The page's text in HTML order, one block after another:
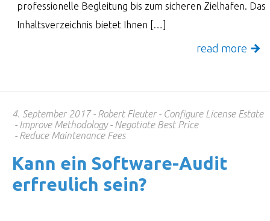
professionelle Begleitung bis zum sicheren Zielhafen. Das
Inhaltsverzeichnis bietet Ihnen […]
read more
4. September 2017 Robert Fleuter
Configure License Estate
Improve Methodology
Negotiate Best Price
Reduce Maintenance Fees
Kann ein Soft­ware-Audit
erfreu­lich sein?